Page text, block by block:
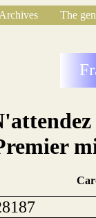
Archives
The